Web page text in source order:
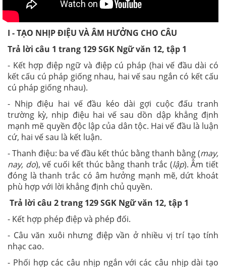
I - TẠO NHỊP ĐIỆU VÀ ÂM HƯỞNG CHO CÂU
Trả lời câu 1 trang 129 SGK Ngữ văn 12, tập 1
- Kết hợp điệp ngữ và điệp cú pháp (hai vế đầu dài có
kết cấu cú pháp giống nhau, hai vế sau ngắn có kết cấu
cú pháp giống nhau).
- Nhịp điệu hai vế đầu kéo dài gợi cuộc đấu tranh
trường kỳ, nhịp điệu hai vế sau dồn dập khẳng định
mạnh mẽ quyền độc lập của dân tộc. Hai vế đầu là luận
cứ, hai vế sau là kết luận.
- Thanh điệu: ba vế đầu kết thúc bằng thanh bằng (may,
nay, do), vế cuối kết thúc bằng thanh trắc (lập). Âm tiết
đóng là thanh trắc có âm hưởng mạnh mẽ, dứt khoát
phù hợp với lời khẳng định chủ quyền.
Trả lời câu 2 trang 129 SGK Ngữ văn 12, tập 1
- Kết hợp phép điệp và phép đối.
- Câu văn xuôi nhưng điệp vần ở nhiều vị trí tạo tính
nhạc cao.
- Phối hợp các câu nhịp ngắn với các câu nhịp dài tạo